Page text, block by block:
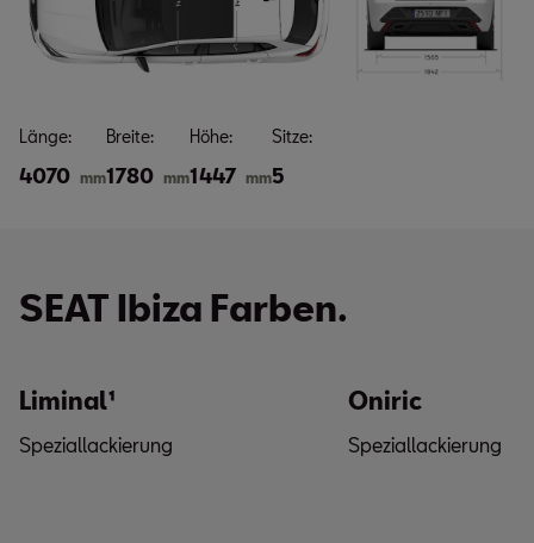
Länge:
4070 mm
Breite:
1780 mm
Höhe:
1447 mm
Sitze:
5
SEAT Ibiza Farben.
Liminal¹
Speziallackierung
Oniric
Speziallackierung